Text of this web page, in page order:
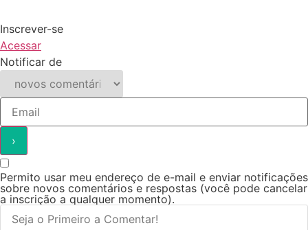
Inscrever-se
Acessar
Notificar de
Permito usar meu endereço de e-mail e enviar notificações
sobre novos comentários e respostas (você pode cancelar
a inscrição a qualquer momento).